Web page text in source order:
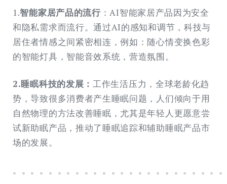
1.智能家居产品的流行：AI智能家居产品因为安全
和隐私需求而流行。通过AI的感知和调节，科技与
居住者情感之间紧密相连，例如：随心情变换色彩
的智能灯具，智能音效系统，营造氛围。
2.睡眠科技的发展： 工作生活压力，全球老龄化趋
势，导致很多消费者产生睡眠问题，人们倾向于用
自然物理的方法改善睡眠，尤其是年轻人更愿意尝
试新助眠产品，推动了睡眠追踪和辅助睡眠产品市
场的发展。
。。。。。。。。。。。。。。。。。。。。。。。